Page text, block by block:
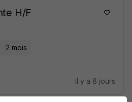
H/F
2 mois
il y a 8 jours